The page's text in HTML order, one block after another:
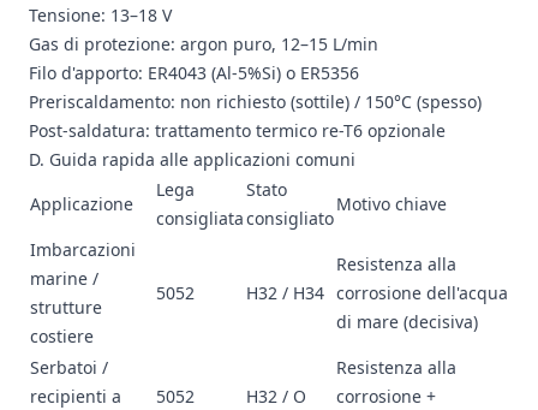
Tensione: 13–18 V
Gas di protezione: argon puro, 12–15 L/min
Filo d'apporto: ER4043 (Al-5%Si) o ER5356
Preriscaldamento: non richiesto (sottile) / 150°C (spesso)
Post-saldatura: trattamento termico re-T6 opzionale
D. Guida rapida alle applicazioni comuni
Applicazione
Lega
consigliata
Stato
consigliato
Motivo chiave
Imbarcazioni
marine /
strutture
costiere
5052 H32 / H34
Resistenza alla
corrosione dell'acqua
di mare (decisiva)
Serbatoi /
recipienti a
5052 H32 / O
Resistenza alla
corrosione +